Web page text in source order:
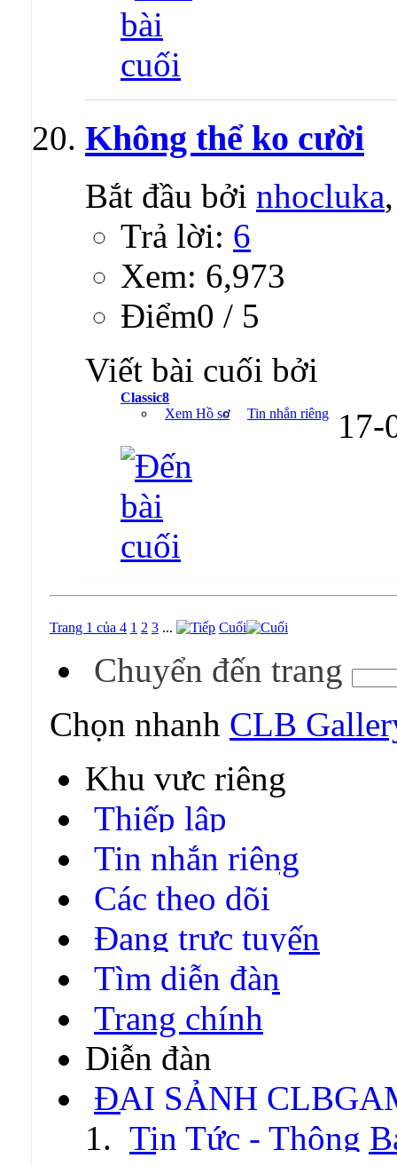
Không thể ko cười
Bắt đầu bởi nhocluka
Trả lời: 6
Xem: 6,973
Ðiểm0 / 5
Viết bài cuối bởi
Classic8
Xem Hồ sơ
Tin nhắn riêng
Trang 1 của 4 1 2 3 ... Cuối
Chuyển đến trang
Chọn nhanh CLB
Khu vực riêng
Thiếp lập
Tin nhắn riêng
Các theo dõi
Đang trực tuyến
Tìm diễn đàn
Trang chính
Diễn đàn
ĐẠI SẢNH
Tin Tức - Thông